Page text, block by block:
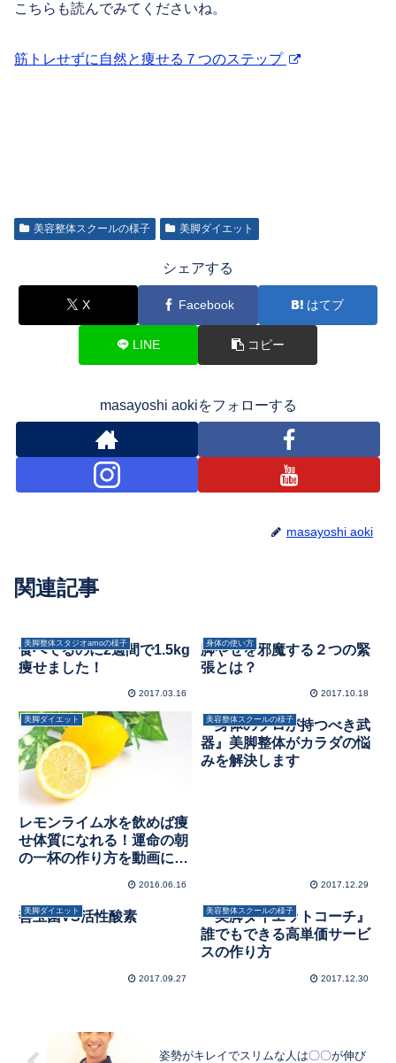
こちらも読んでみてくださいね。
筋トレせずに自然と痩せる７つのステップ
美容整体スクールの様子 美脚ダイエット
シェアする
X Facebook はてブ
LINE コピー
masayoshi aokiをフォローする
masayoshi aoki
関連記事
美脚整体スタジオamoの様子
食べてるのに2週間で1.5kg
痩せました！
2017.03.16
身体の使い方
脚やせを邪魔する２つの緊
張とは？
2017.10.18
美脚ダイエット
レモンライム水を飲めば痩
せ体質になれる！運命の朝
の一杯の作り方を動画にし
2016.06.16
美容整体スクールの様子
『身体のプロが持つべき武
器』美脚整体がカラダの悩
みを解決します
2017.12.29
美脚ダイエット
善玉菌VS活性酸素
2017.09.27
美容整体スクールの様子
『美脚ダイエットコーチ』
誰でもできる高単価サービ
スの作り方
2017.12.30
姿勢がキレイでスリムな人は〇〇が伸び